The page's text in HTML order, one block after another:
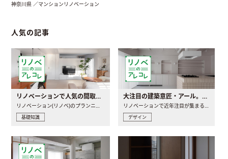
神奈川県 ／マンションリノベーション
人気の記事
リノベーションで人気の間取りとは？トレンドの間取りと実例を徹底解説
リノベーション(リノベ)のプランニングで一番最初に決めるのは..
基礎知識
大注目の建築意匠・アール。人気の理由と空間に取り入れるポイント
リノベーションで近年注目が集まる建築意匠の一つであるアール..
デザイン